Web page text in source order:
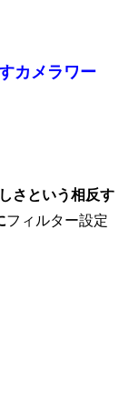
カメラワー
さという相反す
フィルター設定